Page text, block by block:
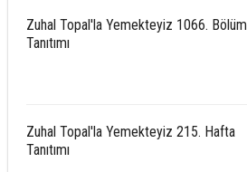
Zuhal Topal'la Yemekteyiz 1066. Bölüm
Tanıtımı
Zuhal Topal'la Yemekteyiz 215. Hafta
Tanıtımı